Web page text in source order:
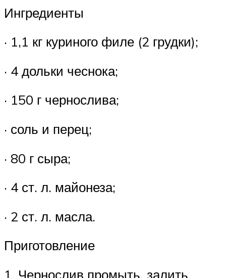
Ингредиенты
· 1,1 кг куриного филе (2 грудки);
· 4 дольки чеснока;
· 150 г чернослива;
· соль и перец;
· 80 г сыра;
· 4 ст. л. майонеза;
· 2 ст. л. масла.
Приготовление
1. Чернослив промыть, залить